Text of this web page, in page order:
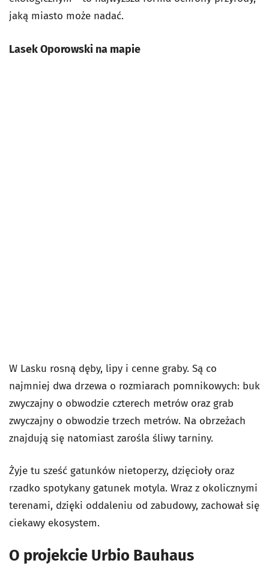
jaką miasto może nadać.
Lasek Oporowski na mapie
W Lasku rosną dęby, lipy i cenne graby. Są co
najmniej dwa drzewa o rozmiarach pomnikowych: buk
zwyczajny o obwodzie czterech metrów oraz grab
zwyczajny o obwodzie trzech metrów. Na obrzeżach
znajdują się natomiast zarośla śliwy tarniny.
Żyje tu sześć gatunków nietoperzy, dzięcioły oraz
rzadko spotykany gatunek motyla. Wraz z okolicznymi
terenami, dzięki oddaleniu od zabudowy, zachował się
ciekawy ekosystem.
O projekcie Urbio Bauhaus